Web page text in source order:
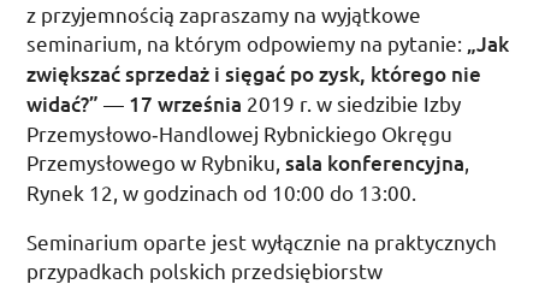
z przyjemnością zapraszamy na wyjątkowe
seminarium, na którym odpowiemy na pytanie: „Jak
zwiększać sprzedaż i sięgać po zysk, którego nie
widać?” — 17 września 2019 r. w siedzibie Izby
Przemysłowo­‑Handlowej Rybnickiego Okręgu
Przemysłowego w Rybniku,sala konferencyjna
Rynek 12, w godzinach od 10:00 do 13:00
Seminarium oparte jest wyłącznie na praktycznych
przypadkach polskich przedsiębiorstw